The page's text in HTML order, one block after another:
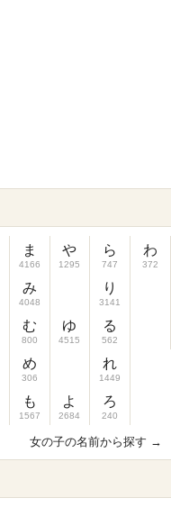
ま
4166
み
4048
む
800
め
306
も
1567
や
1295
ゆ
4515
よ
2684
ら
747
り
3141
る
562
れ
1449
ろ
240
わ
372
女の子の名前から探す →